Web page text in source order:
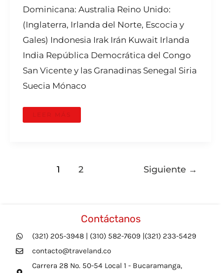
Dominicana: Australia Reino Unido:
(Inglaterra, Irlanda del Norte, Escocia y
Gales) Indonesia Irak Irán Kuwait Irlanda
India República Democrática del Congo
San Vicente y las Granadinas Senegal Siria
Suecia Mónaco
LEER MÁS
1 2 Siguiente →
Contáctanos
(321) 205-3948 | (310) 582-7609 |(321) 233-5429
contacto@traveland.co
Carrera 28 No. 50-54 Local 1 - Bucaramanga,